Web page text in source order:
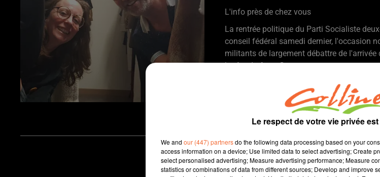
L'info près de chez vous
La rentrée politique du Parti Socialiste
conseil fédéral samedi dernier, l'occasion
militants de largement débattre de l'arrivée
la tête du futur Gouvernement.
Des vendanges mi-figue mi-raison das le
année d'autant plus que certaines parcelles
par la grêle le week-end dernier.
Les balades paysannes du Civam du Haut
prochain. C'est la commune de Saint-
qui acceuillera cette 9ième édition.
La grande famille du Théatre du Boacge
semaine et week-end à Bressuire.
effet son 60ième anniversaire ( photo ).
Le respect de votre vie privée
We and our (447) partnersdo the following data processing based on your
access information on a device; Use limited data to select advertising; Create
select personalised advertising; Measure advertising performance; Measure
statistics or combinations of data from different sources; Develop and improve